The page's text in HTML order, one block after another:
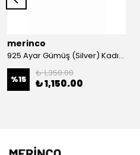
merinco
925 Ayar Gümüş (Silver) Kadın Kolye
%15
₺ 1,350.00
₺ 1,150.00